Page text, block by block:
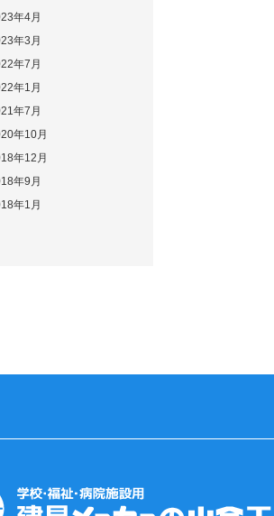
年4月
年3月
年7月
年1月
年7月
年10月
年12月
年9月
年1月